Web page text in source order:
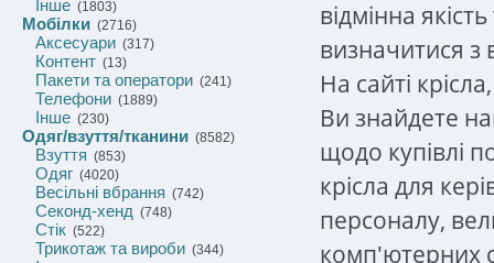
Інше (1803)
Мобілки (2716)
Аксесуари (317)
Контент (13)
Пакети та оператори (241)
Телефони (1889)
Інше (230)
Одяг/взуття/тканини (8582)
Взуття (853)
Одяг (4020)
Весільні вбрання (742)
Секонд-хенд (748)
Стік (522)
Трикотаж та вироби (344)
відмінна
визначитися
На сайті
Ви знайдете
щодо купівлі
крісла для
персоналу,
комп'ютерних